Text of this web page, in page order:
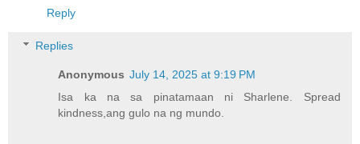
Reply
Replies
Anonymous July 14, 2025 at 9:19 PM
Isa ka na sa pinatamaan ni Sharlene. Spread
kindness,ang gulo na ng mundo.